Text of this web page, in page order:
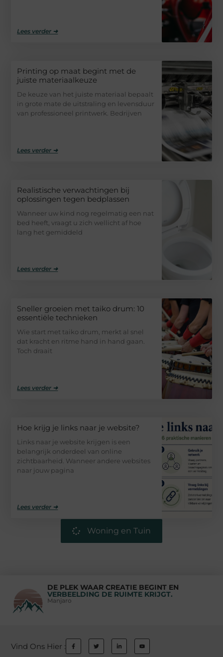
Lees verder ➜
Printing op maat begint met de
juiste materiaalkeuze
De keuze van het juiste materiaal bepaalt
in grote mate de uitstraling en levensduur
van professioneel printwerk. Bedrijven
Lees verder ➜
Realistische verwachtingen bij
oplossingen tegen bedplassen
Wanneer uw kind nog regelmatig een nat
bed heeft, vraagt u zich wellicht af hoe
lang het gemiddeld
Lees verder ➜
Sneller groeien met taiko drum: 10
essentiële technieken
Wie start met taiko drum, merkt al snel
dat kracht en ritme hand in hand gaan.
Toch draait
Lees verder ➜
Hoe krijg je links naar je website?
Links naar je website krijgen is een
belangrijk onderdeel van online
zichtbaarheid. Wanneer andere websites
naar jouw pagina
Lees verder ➜
Woning en Tuin
DE PLEK WAAR CREATIE BEGINT EN
VERBEELDING DE RUIMTE KRIJGT.
Manjaro
Vind Ons Hier :